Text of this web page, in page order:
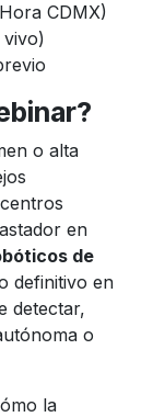
CDMX)
vivo)
o alta
en
de
definitivo en
detectar,
o
la